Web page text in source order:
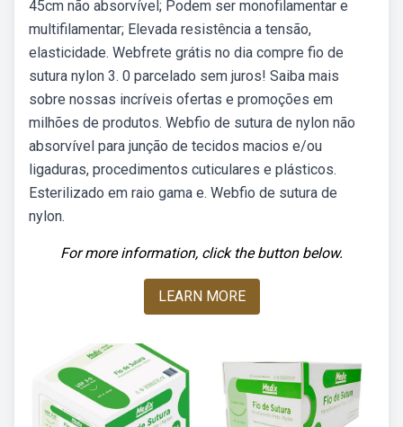
45cm não absorvível; Podem ser monofilamentar e
multifilamentar; Elevada resistência a tensão,
elasticidade. Webfrete grátis no dia compre fio de
sutura nylon 3. 0 parcelado sem juros! Saiba mais
sobre nossas incríveis ofertas e promoções em
milhões de produtos. Webfio de sutura de nylon não
absorvível para junção de tecidos macios e/ou
ligaduras, procedimentos cuticulares e plásticos.
Esterilizado em raio gama e. Webfio de sutura de
nylon.
For more information, click the button below.
LEARN MORE